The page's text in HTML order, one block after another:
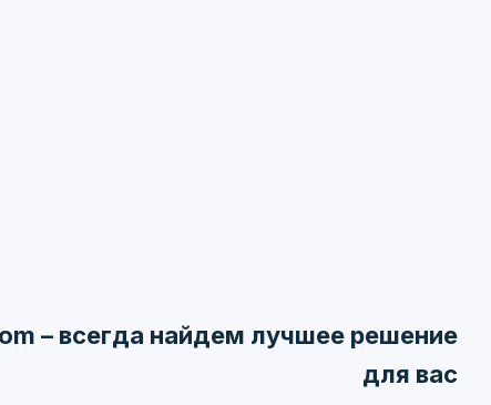
– всегда найдем лучшее решение
для вас